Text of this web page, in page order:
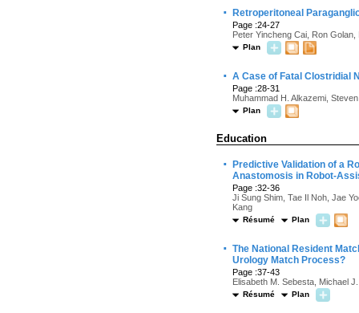
· Retroperitoneal
Page :24-27
Peter Yincheng Cai, Ron Golan,
Plan
· A Case of Fatal Clostridial
Page :28-31
Muhammad H. Alkazemi,
Plan
Education
·
Predictive Validation of a
Anastomosis in Robot-
Page :32-36
Ji Sung Shim, Tae Il Noh, Jae
Kang
Résumé Plan
· The National Resident
Urology Match Process?
Page :37-43
Elisabeth M. Sebesta, Michael
Résumé Plan